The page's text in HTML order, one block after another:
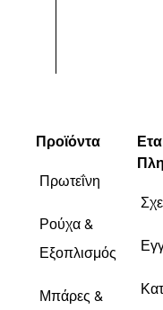
Προϊόντα
Πρωτεΐνη
Ρούχα &
Εξοπλισμός
Μπάρες &